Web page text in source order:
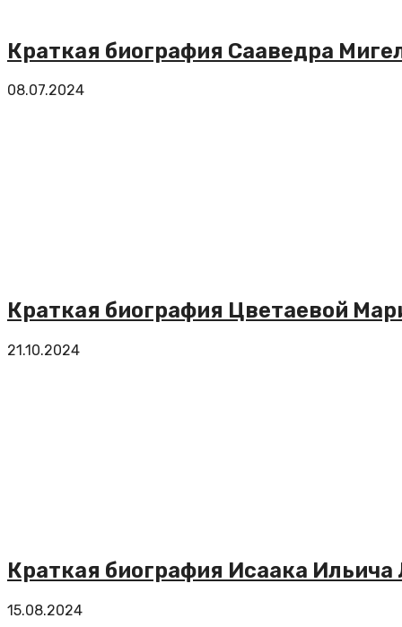
Краткая биография Сааведра
08.07.2024
Краткая биография Цветаевой
21.10.2024
Краткая биография Исаака Ильича
15.08.2024